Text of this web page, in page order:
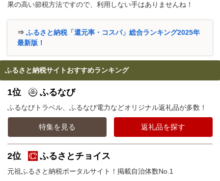
果の高い節税方法ですので、利用しない手はありませんね！
⇒ ふるさと納税「還元率・コスパ」総合ランキング2025年
最新版！
ふるさと納税サイトおすすめランキング
1位 ふるなび
ふるなびトラベル、ふるなび電力などオリジナル返礼品が多数！
特集を見る 返礼品を探す
2位 ふるさとチョイス
元祖ふるさと納税ポータルサイト！掲載自治体数No.1